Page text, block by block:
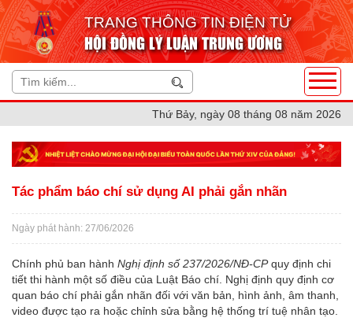
TRANG THÔNG TIN ĐIỆN TỬ
HỘI ĐỒNG LÝ LUẬN TRUNG ƯƠNG
Thứ Bảy, ngày 08 tháng 08 năm 2026
Tác phẩm báo chí sử dụng AI phải gắn nhãn
Ngày phát hành: 27/06/2026
Chính phủ ban hành Nghị định số 237/2026/NĐ-CPquy định chi
tiết thi hành một số điều của Luật Báo chí. Nghị định quy định cơ
quan báo chí phải gắn nhãn đối với văn bản, hình ảnh, âm thanh,
video được tạo ra hoặc chỉnh sửa bằng hệ thống trí tuệ nhân tạo.